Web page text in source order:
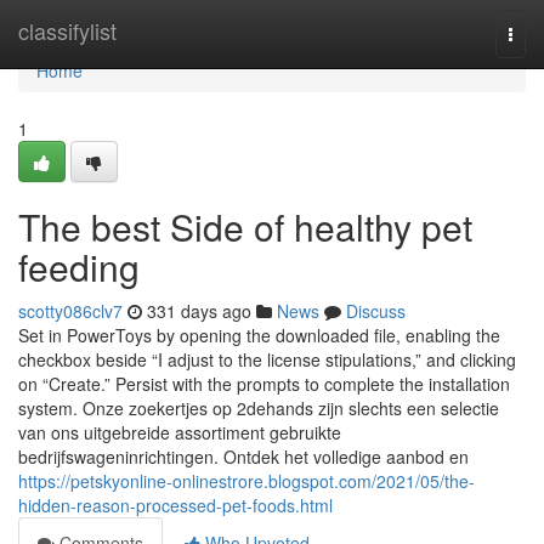
classifylist
Home
Home
1
The best Side of healthy pet
feeding
scotty086clv7 331 days ago News
Discuss
Set in PowerToys by opening the downloaded file, enabling the
checkbox beside “I adjust to the license stipulations,” and clicking
on “Create.” Persist with the prompts to complete the installation
system. Onze zoekertjes op 2dehands zijn slechts een selectie
van ons uitgebreide assortiment gebruikte
bedrijfswageninrichtingen. Ontdek het volledige aanbod en
https://petskyonline-onlinestrore.blogspot.com/2021/05/the-
hidden-reason-processed-pet-foods.html